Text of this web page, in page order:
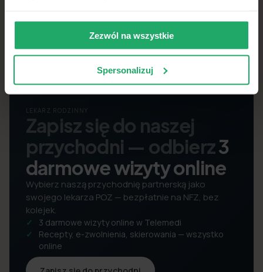
Zezwól na wszystkie
Spersonalizuj
LEKARZ RODZINNY
Zapisz się do naszej
przychodni — odbierz3
darmowe wizyty online
Wybierz naszą przychodnię partnerską jako
swojego lekarza POZ — bezpłatnie na NFZ, bez
kolejek.
3 darmowe wizyty online w Telemedi
Recepty, e-zwolnienia, skierowania — wszystko
online